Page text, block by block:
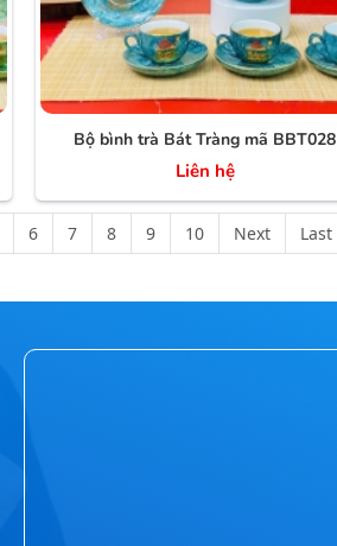
Bộ bình trà Bát Tràng mã BBT028
Liên hệ
6 7 8 9 10 Next Last